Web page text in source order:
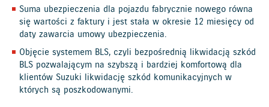
Suma ubezpieczenia dla pojazdu fabrycznie nowego równa
się wartości z faktury i jest stała w okresie 12 miesięcy od
daty zawarcia umowy ubezpieczenia.
Objęcie systemem BLS, czyli bezpośrednią likwidacją szkód
BLS pozwalającym na szybszą i bardziej komfortową dla
klientów Suzuki likwidację szkód komunikacyjnych w
których są poszkodowanymi.